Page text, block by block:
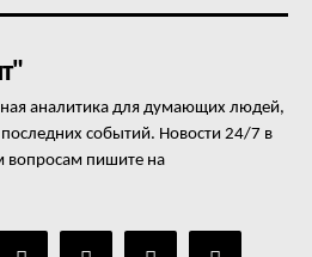
аналитика для думающих людей,
событий. Новости 24/7 в
вопросам пишите на